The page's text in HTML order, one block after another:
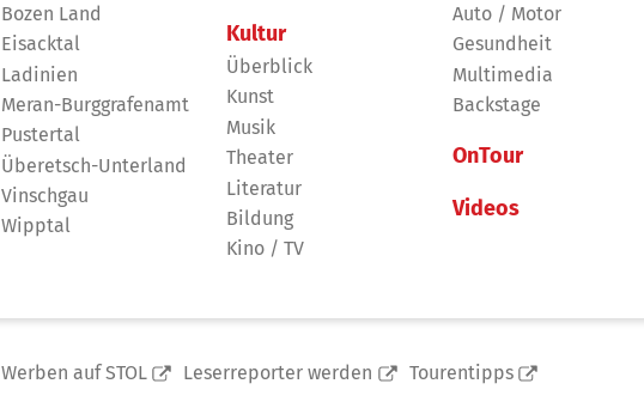
Bozen Land
Eisacktal
Ladinien
Meran-Burggrafenamt
Pustertal
Überetsch-Unterland
Vinschgau
Wipptal
Kultur
Überblick
Kunst
Musik
Theater
Literatur
Bildung
Kino / TV
Auto / Motor
Gesundheit
Multimedia
Backstage
OnTour
Videos
Werben auf STOL Leserreporter werden Tourentipps